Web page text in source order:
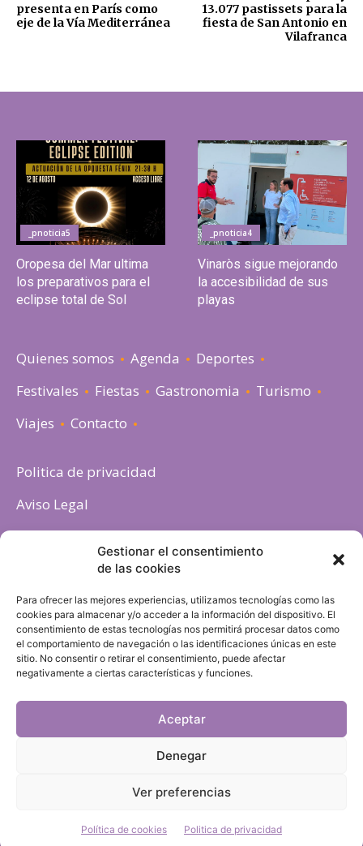
Gestionar el consentimiento
de las cookies
Para ofrecer las mejores experiencias, utilizamos tecnologías como las
cookies para almacenar y/o acceder a la información del dispositivo. El
consentimiento de estas tecnologías nos permitirá procesar datos como
el comportamiento de navegación o las identificaciones únicas en este
sitio. No consentir o retirar el consentimiento, puede afectar
negativamente a ciertas características y funciones.
Aceptar
Denegar
Ver preferencias
Política de cookies Politica de privacidad
presenta en París como
eje de la Vía Mediterránea
13.077 pastissets para la
fiesta de San Antonio en
Vilafranca
_pnoticia5
Oropesa del Mar ultima
los preparativos para el
eclipse total de Sol
_pnoticia4
Vinaròs sigue mejorando
la accesibilidad de sus
playas
Quienes somos Agenda
Deportes
Festivales
Fiestas Gastronomia
Turismo
Viajes
Contacto
Politica de privacidad
Aviso Legal
Política de cookies